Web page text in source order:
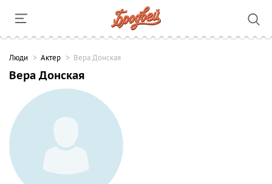
Люди Актер Вера Донская
Вера Донская